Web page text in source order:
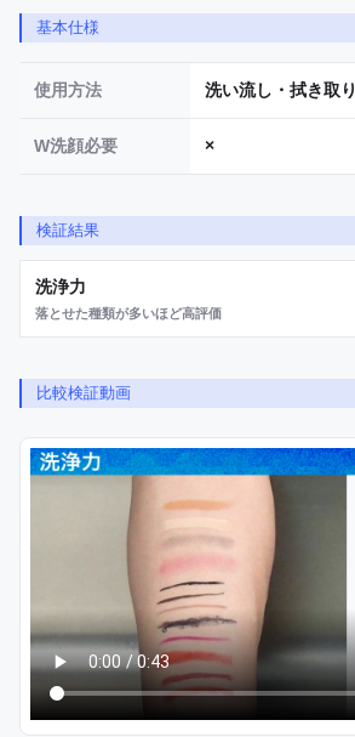
基本仕様
使用方法 洗い流し・拭き取り
W洗顔必要 ×
検証結果
洗浄力
落とせた種類が多いほど高評価
比較検証動画